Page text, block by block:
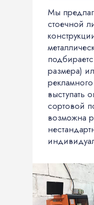
Мы
стоечной
размера)
выступать
сортовой
возможна